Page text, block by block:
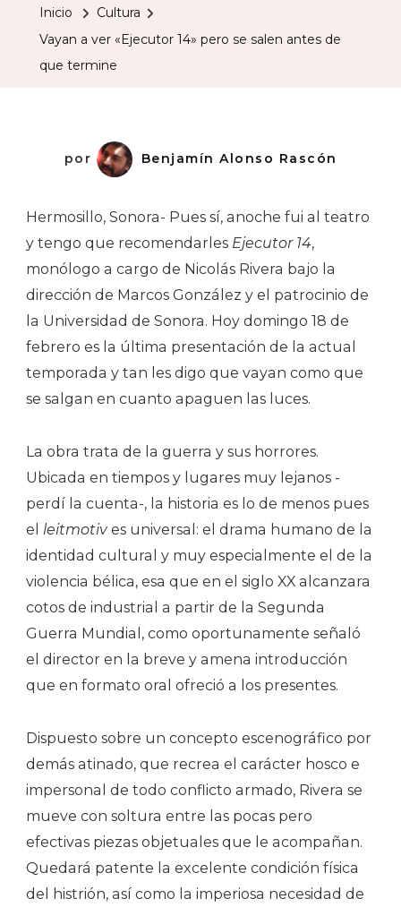
Que
Inicio
Cultura
Vayan a ver «Ejecutor 14» pero se salen antes de
que termine
por Benjamín Alonso Rascón
Hermosillo, Sonora- Pues sí, anoche fui al teatro
y tengo que recomendarles Ejecutor 14,
monólogo a cargo de Nicolás Rivera bajo la
dirección de Marcos González y el patrocinio de
la Universidad de Sonora. Hoy domingo 18 de
febrero es la última presentación de la actual
temporada y tan les digo que vayan como que
se salgan en cuanto apaguen las luces.
La obra trata de la guerra y sus horrores.
Ubicada en tiempos y lugares muy lejanos -
perdí la cuenta-, la historia es lo de menos pues
el leitmotives universal: el drama humano de la
identidad cultural y muy especialmente el de la
violencia bélica, esa que en el siglo XX alcanzara
cotos de industrial a partir de la Segunda
Guerra Mundial, como oportunamente señaló
el director en la breve y amena introducción
que en formato oral ofreció a los presentes.
Dispuesto sobre un concepto escenográfico por
demás atinado, que recrea el carácter hosco e
impersonal de todo conflicto armado, Rivera se
mueve con soltura entre las pocas pero
efectivas piezas objetuales que le acompañan.
Quedará patente la excelente condición física
del histrión, así como la imperiosa necesidad de